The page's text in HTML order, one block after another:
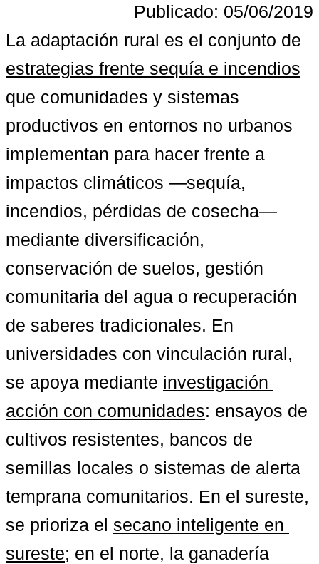
Publicado: 05/06/2019
estrategias frente sequía e incendios
que comunidades y sistemas
productivos en entornos no urbanos
implementan para hacer frente a
impactos climáticos —sequía,
incendios, pérdidas de cosecha—
mediante diversificación,
conservación de suelos, gestión
comunitaria del agua o recuperación
de saberes tradicionales. En
universidades con vinculación rural,
se apoya mediante investigación
acción con comunidades: ensayos de
cultivos resistentes, bancos de
semillas locales o sistemas de alerta
temprana comunitarios. En el sureste,
se prioriza el secano inteligente en
sureste; en el norte, la ganadería